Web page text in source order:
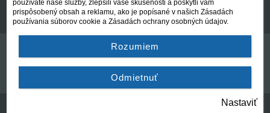
Kontakt
Všeobecné podmienky
používate naše služby, zlepšili vaše skúsenosti a poskytli vám
prispôsobený obsah a reklamu, ako je popísané v našich Zásadách
používania súborov cookie a Zásadách ochrany osobných údajov.
Rozumiem
Odmietnuť
Nastaviť